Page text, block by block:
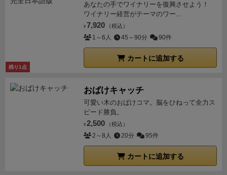
す♪(＾＾；)
ちなみに…「女性１人」展を推理して妨害
したつもりが… 「あっカエルがいた！カエル無視しち
「むしろ、その絵の主役はカエルだからな
差で勝敗が分かれました♪＼(＾ワ＾；)まぁ世界観的に
そこまで勝敗に固執するゲームではないです♪＼(＾ワ
残り1点
あなたの手でワイナリーを復興させよう！
ワイナリー経営がテーマのワー...
¥ 7,920 （税込）
1～6人 45～90分 90件
カートに追加する
おばけキャッチ
可愛い木のおばけコマ。脳をひねって全力ス
ピード勝負。
¥ 2,500 （税込）
2～8人 20分 95件
カートに追加する